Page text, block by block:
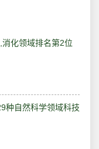
消化领域排名第2位
种自然科学领域科技